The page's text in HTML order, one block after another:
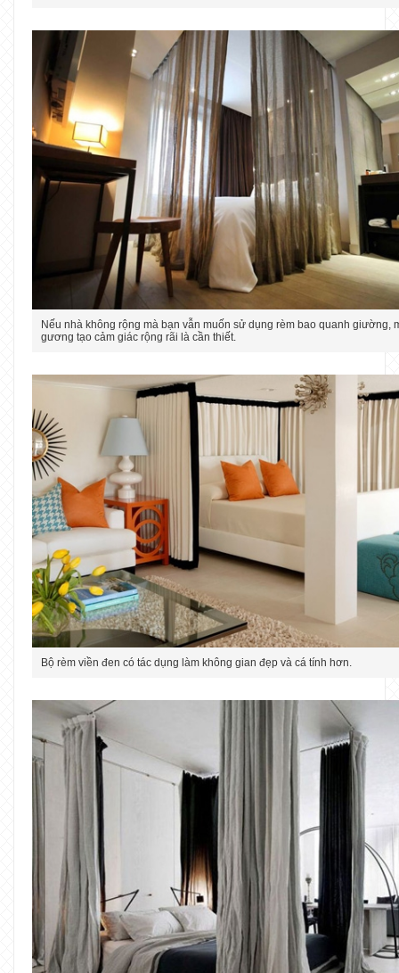
Nếu nhà không rộng mà bạn vẫn muốn sử dụng rèm bao quanh giường,
gương tạo cảm giác rộng rãi là cần thiết.
Bộ rèm viền đen có tác dụng làm không gian đẹp và cá tính hơn.